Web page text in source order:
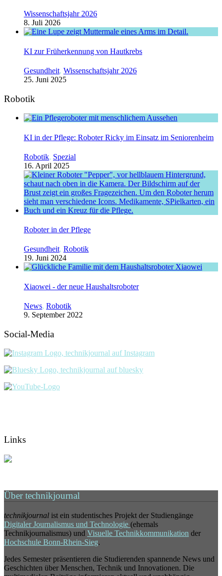
Wissenschaftsjahr 2026
8. Juli 2026
KI zur Früherkennung von Hautkrebs
Gesundheit, Wissenschaftsjahr 2026
25. Juni 2025
Robotik
KI in der Pflege: Roboter Ricky im Einsatz im Seniorenheim
Robotik, Spezial
16. April 2025
Roboter in der Pflege
Gesundheit, Robotik
19. Juni 2024
Xiaowei - der neue Haushaltsroboter
News, Robotik
9. September 2022
Social-Media
Links
Über technikjournal
technikjournal ist ein studentisches Projekt der Studiengänge
Digitaler Journalismus und Technologie (ehemals
Technikjournalismus) und Visuelle Technikkommunikation der
Hochschule Bonn-Rhein-Sieg.
Jedes Semester präsentieren die Studierenden spannende News und
Geschichten über Menschen, Technik und Innovationen. Die